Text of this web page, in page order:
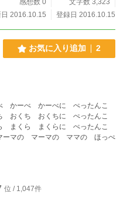
感想数 0
文字数 3,323
2016.10.15
登録日 2016.10.15
お気に入り追加 2
かーべ かーべに ぺったんこ
おくち おくちに ぺったんこ
まくら まくらに ぺったんこ
マの マーマの ママの ほっぺ
位 / 1,047件